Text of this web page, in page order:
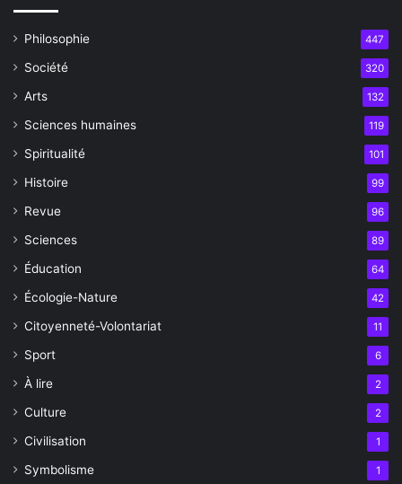
Philosophie 447
Société 320
Arts 132
Sciences humaines 119
Spiritualité 101
Histoire 99
Revue 96
Sciences 89
Éducation 64
Écologie-Nature 42
Citoyenneté-Volontariat 11
Sport 6
À lire 2
Culture 2
Civilisation 1
Symbolisme 1